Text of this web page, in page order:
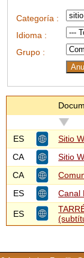
Categoría :
Idioma :
Grupo :
ES
Sitio
CA
Sitio
CA
ES
Canal
ES